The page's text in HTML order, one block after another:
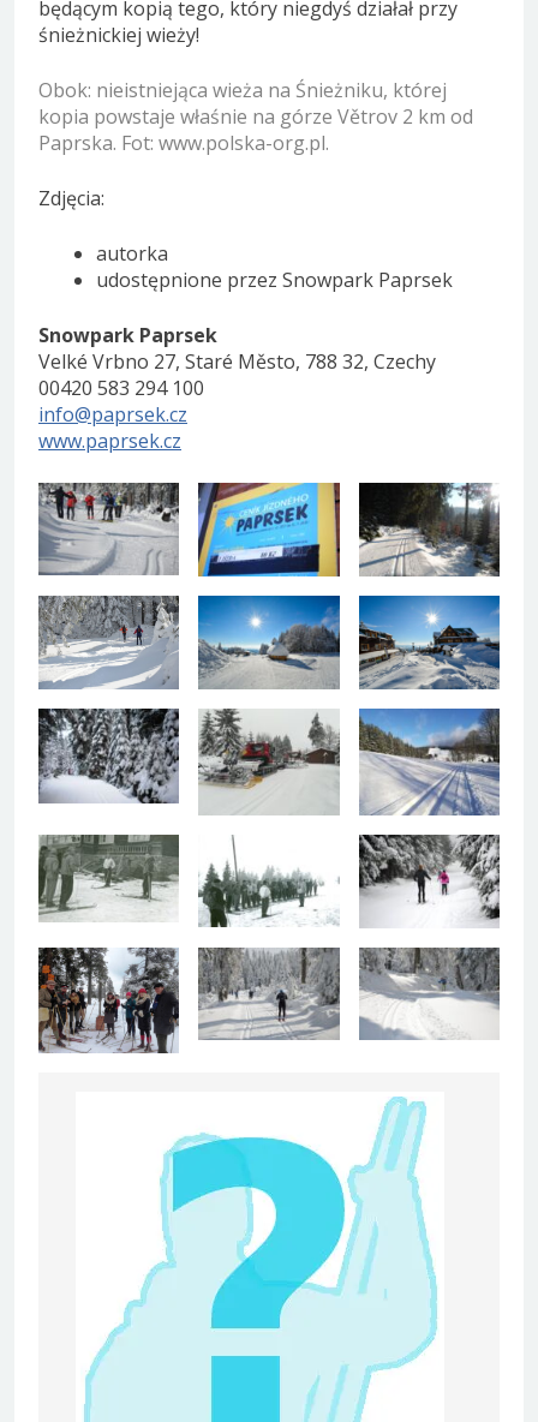
będącym kopią tego, który niegdyś działał przy
śnieżnickiej wieży!
Obok: nieistniejąca wieża na Śnieżniku, której
kopia powstaje właśnie na górze Větrov 2 km od
Paprska. Fot: www.polska-org.pl.
Zdjęcia:
autorka
udostępnione przez Snowpark Paprsek
Snowpark Paprsek
Velké Vrbno 27, Staré Město, 788 32, Czechy
00420 583 294 100
info@paprsek.cz
www.paprsek.cz